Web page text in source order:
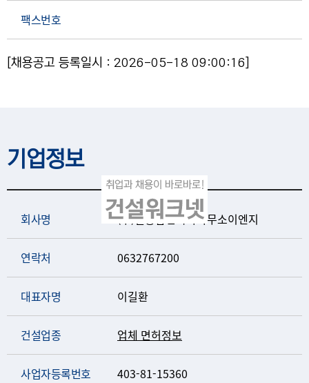
팩스번호
[채용공고 등록일시 : 2026-05-18 09:00:16]
기업정보
회사명 (주)길종합건축사사무소이엔지
연락처 0632767200
대표자명 이길환
건설업종 업체 면허정보
사업자등록번호 403-81-15360